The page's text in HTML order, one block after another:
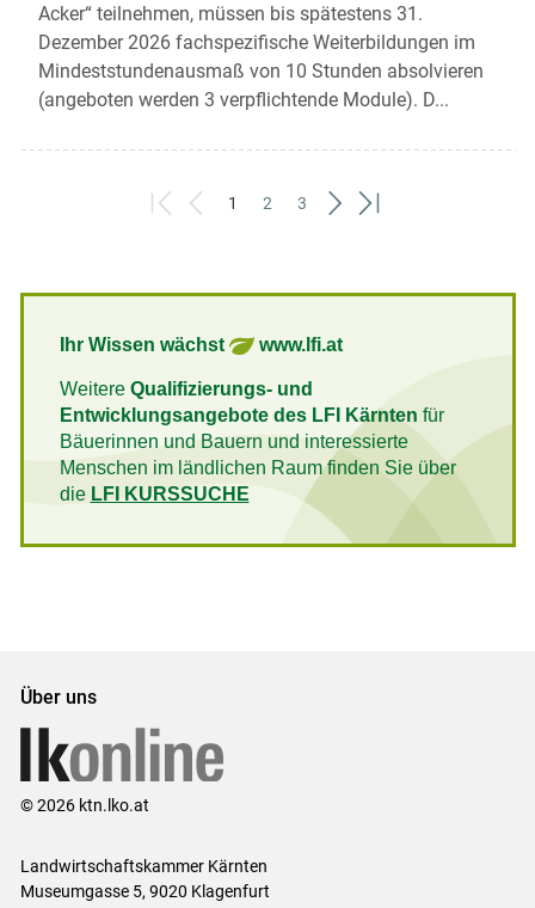
Acker“ teilnehmen, müssen bis spätestens 31.
Dezember 2026 fachspezifische Weiterbildungen im
Mindeststundenausmaß von 10 Stunden absolvieren
(angeboten werden 3 verpflichtende Module). D...
First Previous
1 2 3
Next Last
Ihr Wissen wächst www.lfi.at
Weitere Qualifizierungs- und
Entwicklungsangebote des LFI Kärnten für
Bäuerinnen und Bauern und interessierte
Menschen im ländlichen Raum finden Sie über
die LFI KURSSUCHE
Über uns
© 2026 ktn.lko.at
Landwirtschaftskammer Kärnten
Museumgasse 5, 9020 Klagenfurt